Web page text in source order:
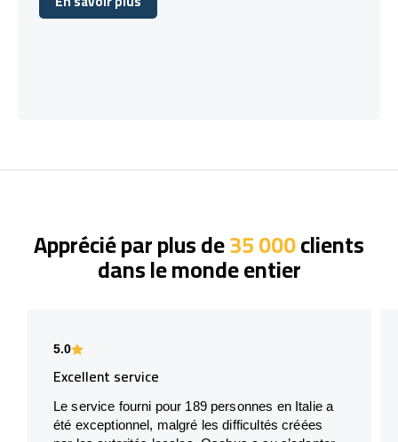
En savoir plus
Apprécié par plus de35 000clients
dans le monde entier
5.0
Excellent service
Le service fourni pour 189 personnes en Italie a
été exceptionnel, malgré les difficultés créées